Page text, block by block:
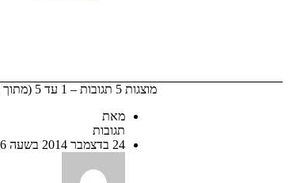
מוצגות 5 תגובות – 1 עד 5 (מתוך 5 סה״כ)
מאת
תגובות
24 בדצמבר 2014 בשעה 11:16